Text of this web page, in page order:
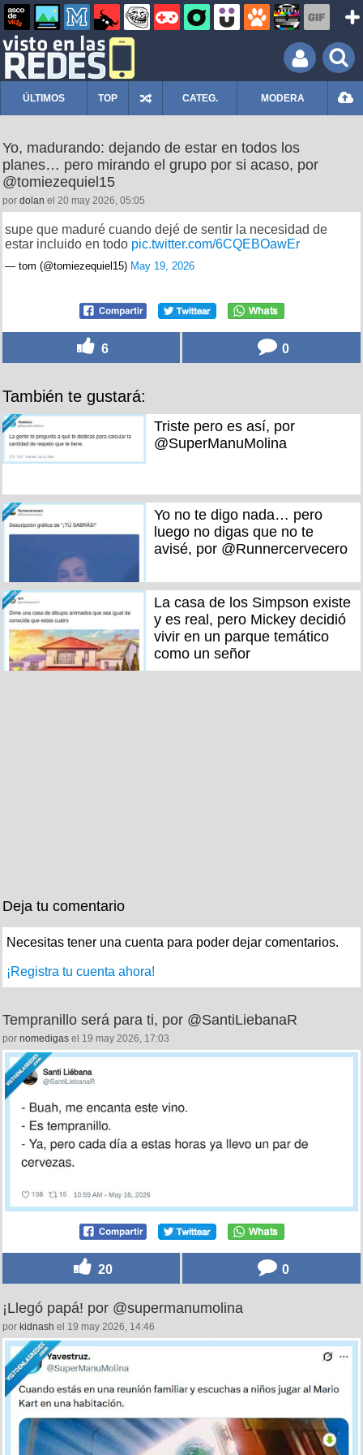
ÚLTIMOS TOP CATEG. MODERA
Yo, madurando: dejando de estar en todos los
planes… pero mirando el grupo por si acaso, por
@tomiezequiel15
por dolan el 20 may 2026, 05:05
supe que maduré cuando dejé de sentir la necesidad de
estar incluido en todo pic.twitter.com/6CQEBOawEr
— tom (@tomiezequiel15) May 19, 2026
6 0
También te gustará:
Triste pero es así, por
@SuperManuMolina
Yo no te digo nada… pero
luego no digas que no te
avisé, por @Runnercervecero
La casa de los Simpson existe
y es real, pero Mickey decidió
vivir en un parque temático
como un señor
Deja tu comentario
Necesitas tener una cuenta para poder dejar comentarios.
¡Registra tu cuenta ahora!
Tempranillo será para ti, por @SantiLiebanaR
por nomedigas el 19 may 2026, 17:03
20 0
¡Llegó papá! por @supermanumolina
por kidnash el 19 may 2026, 14:46